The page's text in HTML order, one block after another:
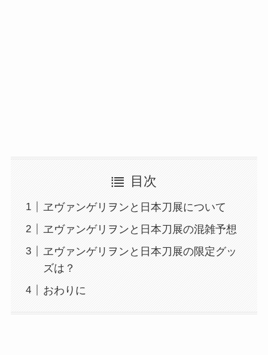
目次
ヱヴァンゲリヲンと日本刀展について
ヱヴァンゲリヲンと日本刀展の混雑予想
ヱヴァンゲリヲンと日本刀展の限定グッ
ズは？
おわりに